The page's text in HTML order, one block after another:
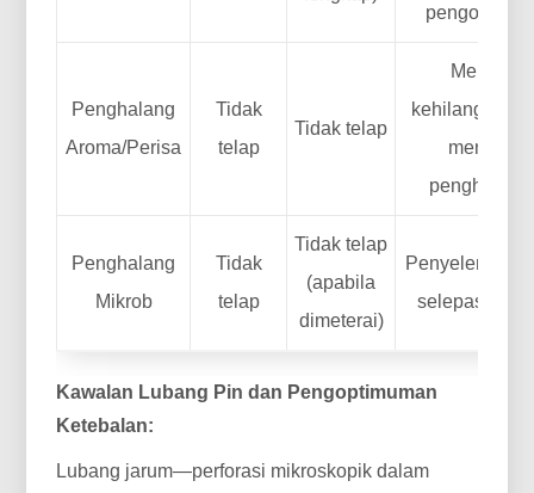
Penghalang
Aroma/Perisa
Tidak
telap
Tidak telap
kehilangan
menentu
Penghalang
Mikrob
Tidak
telap
Tidak telap
(apabila
dimeterai)
selepas
Kawalan Lubang Pin dan Pengoptimuman
Ketebalan:
Lubang jarum—perforasi mikroskopik dalam